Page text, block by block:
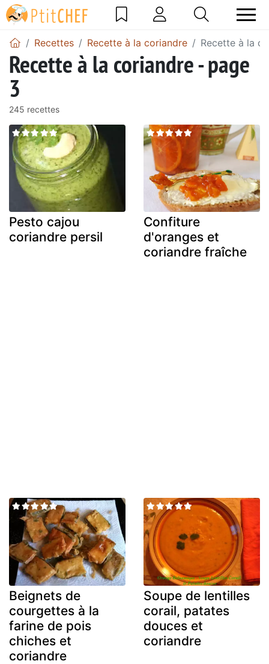
Recettes Recette à la coriandre Recette à la
Recette à la coriandre - page
3
245 recettes
Pesto cajou
coriandre persil
Confiture
d'oranges et
coriandre fraîche
Beignets de
courgettes à la
farine de pois
chiches et
coriandre
Soupe de lentilles
corail, patates
douces et
coriandre